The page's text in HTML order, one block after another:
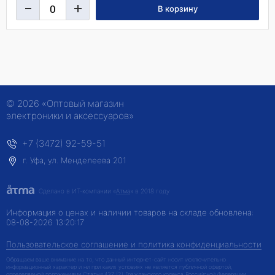
© 2026 «Оптовый магазин
электроники и аксессуаров»
+7 (3472) 92-59-51
г. Уфа, ул. Менделеева 201
Сделано в ИТ-компании «Атма» в 2018 году
Информация о ценах и наличии товаров на складе обновлена:
08-08-2026 13:20:17
Пользовательское соглашение и политика конфиденциальности
Обращаем ваше внимание на то, что данный интернет-сайт носит исключительно
информационный характер и ни при каких условиях не является публичной офертой,